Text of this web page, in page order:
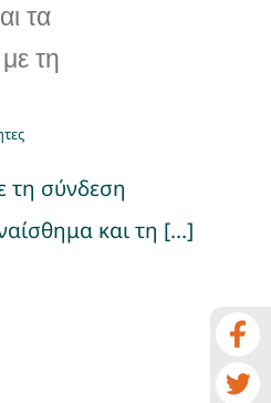
τα
τη
τη σύνδεση
και τη [...]